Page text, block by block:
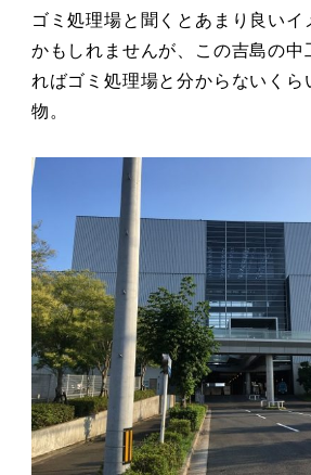
ゴミ処理場と聞くとあまり良いイ
かもしれませんが、この吉島の中
ればゴミ処理場と分からないくら
物。